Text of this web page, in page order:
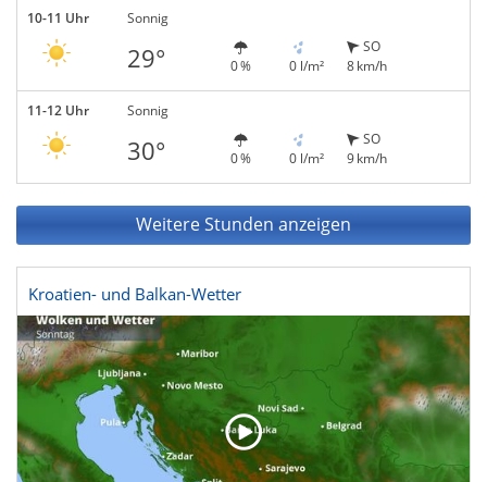
10-11 Uhr Sonnig
29° 0 % 0 l/m²
SO
8 km/h
11-12 Uhr Sonnig
30° 0 % 0 l/m²
SO
9 km/h
Weitere Stunden anzeigen
Kroatien- und Balkan-Wetter